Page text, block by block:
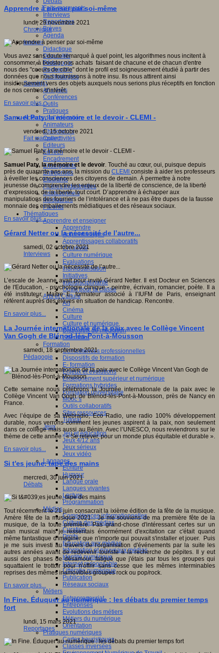
Faits marquants
Interviews
Reportages
Brèves
Agenda
Innover
Didactique
Dispositifs
Pédagogie
Recherche
Technologies
Savoir(s)
Analyses
Conférences
Outils
Pratiques
Acteurs de l'éducation
Animateurs
Chercheurs
Collectivités
Editeurs
EdTech
Encadrement
Enseignants
Entreprises
Etudiants
Filières industrielles
Institutionnels
Médiateurs
Parents
Thématiques
Apprendre et enseigner
Apprendre
Apprentissages
Apprentissages collaboratifs
Créativité
Culture numérique
Evaluations
Individualisation
Initiatives
Interdisciplinarité
Outils pour la classe
Arts et Culture
Art
Cinéma
Culture
Culture et numérique
Dispositifs de médiation
Littérature
Formation
Compétences professionnelles
Dispositifs de formation
E- formation
Enjeux et évolutions
Enseignement supérieur et numérique
Formations hybrides
Formation universitaire
Mooc’s
Outils collaboratifs
Sites ressources
Tutorat
Jeux
Jeu et éducation
Jeux 4/12 ans
Jeux sérieux
Jeux vidéo
Langages
Ecriture
Humour
Langue orale
Langues vivantes
Lecture
Programmation
Médias
Compétences informationnelles
Culture des médias
Curation
Droits
Education aux médias
Information et nouveaux médias
Identité numérique
Internet responsable
Littératie numérique
Publication
Réseaux sociaux
Métiers
Entrepreneuriat
Entreprises
Evolutions des métiers
Métiers du numérique
Orientation
Pratiques numériques
Cartes heuristiques
Classes inversées
Apprendre à penser par soi-même
lundi, 29 novembre 2021
Chronique
Vous avez sans doute remarqué à quel point, les algorithmes nous incitent à
consommer, à booster nos achats faisant de chacune et de chacun d'entre
nous des "coeurs de cible" dont le profil est soigneusement étudié à partir des
données que nous fournissons à notre insu. Ils nous attirent ainsi
insidieusement vers des objets auxquels nous serions plus réceptifs en fonction
de nos centres d'intérêt.
En savoir plus...
Samuel Paty, la mémoire et le devoir - CLEMI -
vendredi, 15 octobre 2021
Fait marquant
Samuel Paty, la mémoire et le devoir. Touché au cœur, oui, puisque depuis
près de quarante ans ans, la mission du CLEMI consiste à aider les professeurs
à éveiller les consciences des citoyens de demain. À permettre à notre
jeunesse de comprendre les enjeux de la liberté de conscience, de la liberté
d’expression, de la liberté, tout court. D’apprendre à échapper aux
manipulations des fourriers de l’intolérance et à ne pas être dupes de la fausse
monnaie des emballements médiatiques et des réseaux sociaux.
En savoir plus...
Gérard Netter ou la nécessité de l’autre...
samedi, 02 octobre 2021
Interviews
L’escale de Jeanne avait pour invité Gérard Netter. Il est Docteur en Sciences
de l'Education, - psychologie clinique - peintre, écrivain, romancier, poète. Il a
été instituteur, Maître E, formateur associé à l’IUFM de Paris, enseignant
référent auprès des élèves en situation de handicap. Rencontre.
En savoir plus...
La Journée internationale de la paix avec le Collège Vincent
Van Gogh de Blénod-lès-Pont-à-Mousson
samedi, 18 septembre 2021
Pédagogie
Cette semaine nous célébrons la Journée internationale de la paix avec le
Collège Vincent Van Gogh de Blénod-lès-Pont-à-Mousson, près de Nancy en
France.
Avec l’équipe de sa Webradio, Eco Radio, une radio 100% développement
durable, nous verrons comment les jeunes aspirent à la paix, non seulement
dans ce collège mais aussi au Bénin. Avec l’UNESCO, nous reviendrons sur le
thème de cette année : « Se relever, pour un monde plus équitable et durable ».
En savoir plus...
Si t'es jeune, tape des mains
mercredi, 30 juin 2021
Débats
Tout récemment le 21 juin consacrait la ixième édition de la fête de la musique.
Amère fête de la musique 2021... Je me souviens de ma première fête de la
musique, de la toute première. Pas grand-chose d'intéressant certes sur un
plan musical mais je ressentais énormément d'excitation car c'était quand
même fantastique d'imaginer que n'importe qui pouvait s'installer et jouer. Puis
je me suis investi au travers de l'organisation d'événements par la suite les
autres années avant de redevenir touriste à la recherche de pépites. Il y eut
aussi des phases de désamour, fatigué que j'étais par tous les groupes qui
squattaient le trottoir pour n'offrir sans cesse que les mêmes interminables
reprises des mêmes inamovibles groupes rock ou pop/rock.
En savoir plus...
In Fine. Éduquer au numérique : les débats du premier temps
fort
lundi, 15 mars 2021
Reportages